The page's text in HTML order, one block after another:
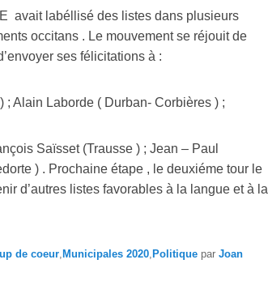
avait labéllisé des listes dans plusieurs
occitans . Le mouvement se réjouit de
ses félicitations à :
Alain Laborde ( Durban- Corbières ) ;
Saïsset (Trausse ) ; Jean – Paul
) . Prochaine étape , le deuxiéme tour le
d’autres listes favorables à la langue et à la
de coeur Municipales 2020 Politique par Joan